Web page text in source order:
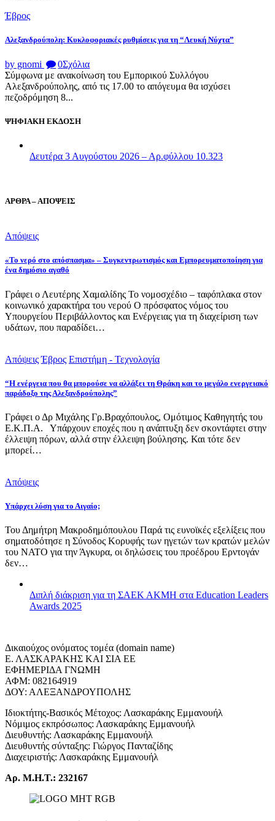
Έβρος
Αλεξανδρούπολη: Κυκλοφοριακές ρυθμίσεις για τη “Λευκή Νύχτα”
by gnomi 0Σχόλια
Σύμφωνα με ανακοίνωση του Εμπορικού Συλλόγου
Αλεξανδρούπολης, από τις 17.00 το απόγευμα θα ισχύσει
πεζοδρόμηση 8...
ΨΗΦΙΑΚΗ ΕΚΔΟΣΗ
Δευτέρα 3 Αυγούστου 2026 – Αρ.φύλλου 10.323
ΑΡΘΡΑ – ΑΠΟΨΕΙΣ
Απόψεις
«Το νερό στο απόσπασμα» – Συγκεντρωτισμός και Εμπορευματοποίηση για
ένα δημόσιο αγαθό
Γράφει ο Λευτέρης Χαμαλίδης Το νομοσχέδιο – ταφόπλακα στον
κοινωνικό χαρακτήρα του νερού Ο πρόσφατος νόμος του
Υπουργείου Περιβάλλοντος και Ενέργειας για τη διαχείριση των
υδάτων, που παραδίδει…
Απόψεις Έβρος Επιστήμη - Τεχνολογία
“Η ενέργεια που θα μπορούσε να αλλάξει τη Θράκη και το μεγάλο ενεργειακό
παράδοξο της Αλεξανδρούπολης”
Γράφει ο Δρ Μιχάλης Γρ.Βραχόπουλος, Ομότιμος Καθηγητής του
Ε.Κ.Π.Α. Υπάρχουν εποχές που η ανάπτυξη δεν σκοντάφτει στην
έλλειψη πόρων, αλλά στην έλλειψη βούλησης. Και τότε δεν
μπορεί…
Απόψεις
Υπάρχει λύση για το Αιγαίο;
Του Δημήτρη Μακροδημόπουλου Παρά τις ευνοϊκές εξελίξεις που
σηματοδότησε η Σύνοδος Κορυφής των ηγετών των κρατών μελών
του ΝΑΤΟ για την Άγκυρα, οι δηλώσεις του προέδρου Ερντογάν
δεν…
Διπλή διάκριση για τη ΣΑΕΚ ΑΚΜΗ στα Education Leaders
Awards 2025
Δικαιούχος ονόματος τομέα (domain name)
Ε. ΛΑΣΚΑΡΑΚΗΣ ΚΑΙ ΣΙΑ ΕΕ
ΕΦΗΜΕΡΙΔΑ ΓΝΩΜΗ
ΑΦΜ: 082164919
ΔΟΥ: ΑΛΕΞΑΝΔΡΟΥΠΟΛΗΣ
Ιδιοκτήτης-Βασικός Μέτοχος: Λασκαράκης Εμμανουήλ
Νόμιμος εκπρόσωπος: Λασκαράκης Εμμανουήλ
Διευθυντής: Λασκαράκης Εμμανουήλ
Διευθυντής σύνταξης: Γιώργος Πανταζίδης
Διαχειριστής: Λασκαράκης Εμμανουήλ
Αρ. Μ.Η.Τ.: 232167